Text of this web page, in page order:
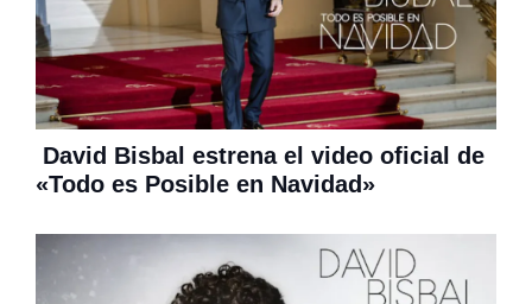
David Bisbal estrena el video oficial de
«Todo es Posible en Navidad»